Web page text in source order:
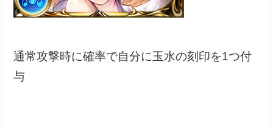
通常攻撃時に確率で自分に玉水の刻印を1つ付
与